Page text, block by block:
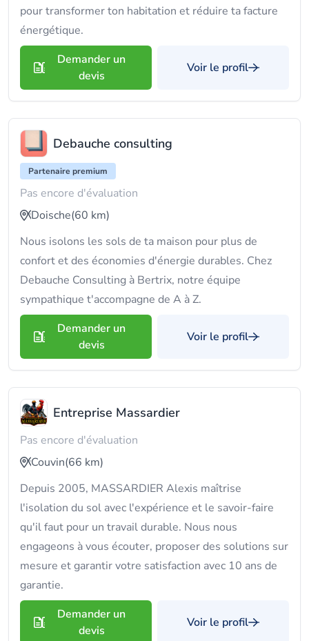
pour transformer ton habitation et réduire ta facture
énergétique.
Demander un
devis
Voir le profil
Debauche consulting
Partenaire premium
Pas encore d'évaluation
Doische(60 km)
Nous isolons les sols de ta maison pour plus de
confort et des économies d'énergie durables. Chez
Debauche Consulting à Bertrix, notre équipe
sympathique t'accompagne de A à Z.
Demander un
devis
Voir le profil
Entreprise Massardier
Pas encore d'évaluation
Couvin(66 km)
Depuis 2005, MASSARDIER Alexis maîtrise
l'isolation du sol avec l'expérience et le savoir-faire
qu'il faut pour un travail durable. Nous nous
engageons à vous écouter, proposer des solutions sur
mesure et garantir votre satisfaction avec 10 ans de
garantie.
Demander un
devis
Voir le profil